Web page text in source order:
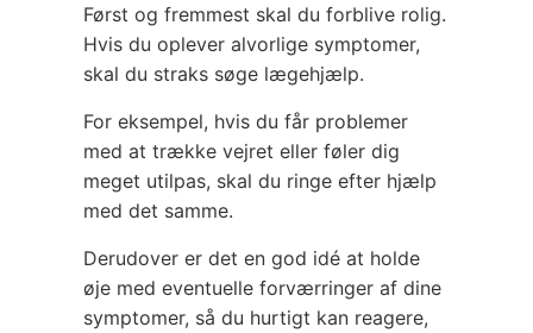
Først og fremmest skal du forblive rolig.
Hvis du oplever alvorlige symptomer,
skal du straks søge lægehjælp.
For eksempel, hvis du får problemer
med at trække vejret eller føler dig
meget utilpas, skal du ringe efter hjælp
med det samme.
Derudover er det en god idé at holde
øje med eventuelle forværringer af dine
symptomer, så du hurtigt kan reagere,